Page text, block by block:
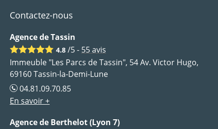
Contactez-nous
Agence de Tassin
4.8 /5 - 55avis
Immeuble "Les Parcs de Tassin", 54 Av. Victor Hugo,
69160 Tassin-la-Demi-Lune
04.81.09.70.85
En savoir +
Agence de Berthelot (Lyon 7)